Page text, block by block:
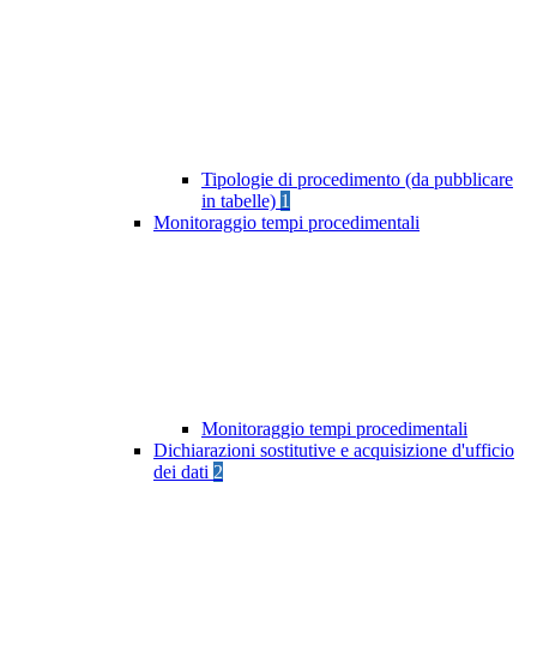
Tipologie di procedimento (da pubblicare
in tabelle) 1
Monitoraggio tempi procedimentali
Monitoraggio tempi procedimentali
Dichiarazioni sostitutive e acquisizione d'ufficio
dei dati 2